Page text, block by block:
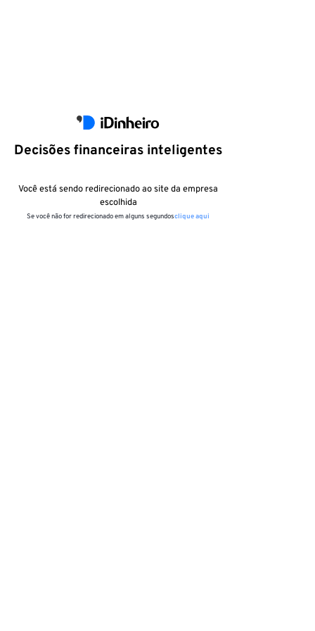
Decisões financeiras inteligentes
Você está sendo redirecionado ao site da empresa
escolhida
Se você não for redirecionado em alguns segundosclique aqui